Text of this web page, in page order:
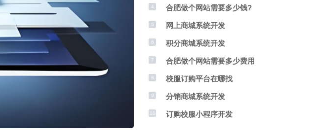
4 合肥做个网站需要多少钱?
5 网上商城系统开发
6 积分商城系统开发
7 合肥做个网站需要多少费用
8 校服订购平台在哪找
9 分销商城系统开发
10 订购校服小程序开发